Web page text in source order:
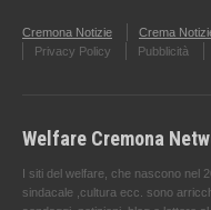
Cremona Notizie Crema
Privacy Policy
Pubblicità
Welfare Cremona
I siti del welfare, che nascono nel
sindacale ,cultura ecc. sono